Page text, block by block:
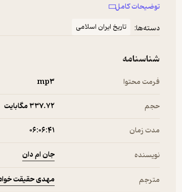
درباره‌ی کتاب صوتی گسترش اسلام اثر جان ام دان
جهان است. این مجموعه‌ یکی از بهترین و کاراترین
کتاب را با پیش‌گفتاری ساده اما حقیق آغاز می‌کند:
برخوردار است: اسلام.
تنها یک خدا (اللّه) وجود دارد؛ و محمد [ص] آخرین پیامبر
توضیحات کامل
دسته‌ها:
تاریخ ایران اسلامی
شناسنامه
فرمت محتوا mp۳
حجم 337.۷۲ مگابایت
مدت زمان ۰۶:۰۶:۴۱
نویسنده جان ام دان
مترجم مهدی حقیقت